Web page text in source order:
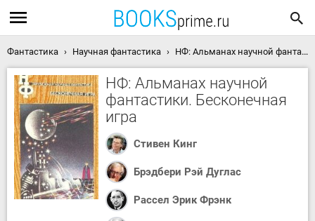
Фантастика Научная фантастика НФ: Альманах научной фантастики. Бесконечная игра скачать книгу
НФ: Альманах научной
фантастики. Бесконечная
игра
Стивен Кинг
Брэдбери Рэй Дуглас
Рассел Эрик Фрэнк